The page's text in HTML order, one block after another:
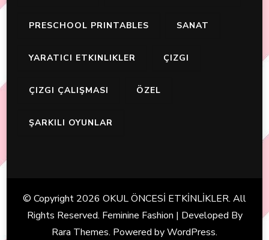
PRESCHOOL PRINTABLES SANAT
YARATICI ETKINLIKLER ÇIZGI
ÇIZGI ÇALIŞMASI ÖZEL
ŞARKILI OYUNLAR
© Copyright 2026 OKUL ÖNCESİ ETKİNLİKLER. All
Rights Reserved. Feminine Fashion | Developed By
Rara Themes. Powered byWordPress.